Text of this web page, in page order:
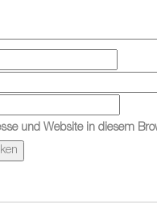
und Website in diesem